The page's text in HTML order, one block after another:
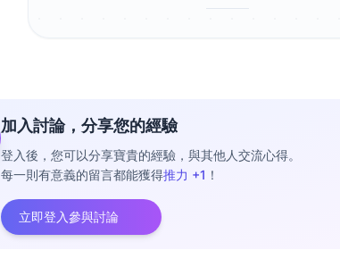
加入討論，分享您的經驗
登入後，您可以分享寶貴的經驗，與其他人交流心得。
每一則有意義的留言都能獲得推力 +1 ！
立即登入參與討論